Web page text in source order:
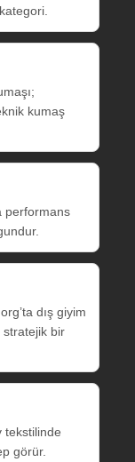
kumaş
performans
dış giyim
bir
tekstilinde
görür.